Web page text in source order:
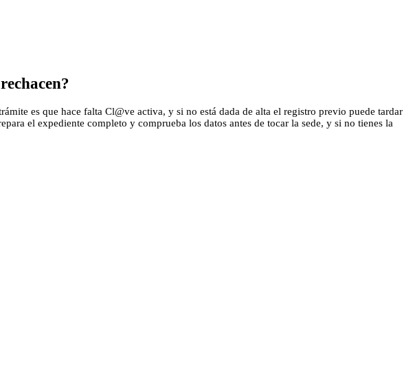
es que hace falta Cl@ve activa, y si no está dada de alta el registro previo puede tardar
el expediente completo y comprueba los datos antes de tocar la sede, y si no tienes la